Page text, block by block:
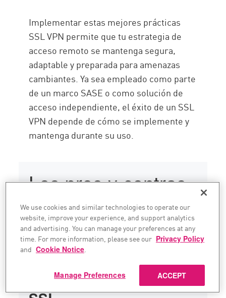
Implementar estas mejores prácticas
SSL VPN permite que tu estrategia de
acceso remoto se mantenga segura,
adaptable y preparada para amenazas
cambiantes. Ya sea empleado como parte
de un marco SASE o como solución de
acceso independiente, el éxito de un SSL
VPN depende de cómo se implemente y
mantenga durante su uso.
Los pros y contras
de las VPN SSL
Ahora echemos un vistazo a los posibles
beneficios y desventajas de usar VPN SSL
Beneficios de las VPN
We use cookies and similar technologies to operate our
website, improve your experience, and support analytics
and advertising. You can manage your preferences at any
time. For more information, please see our Privacy Policy
and Cookie Notice.
ACCEPT
Manage Preferences